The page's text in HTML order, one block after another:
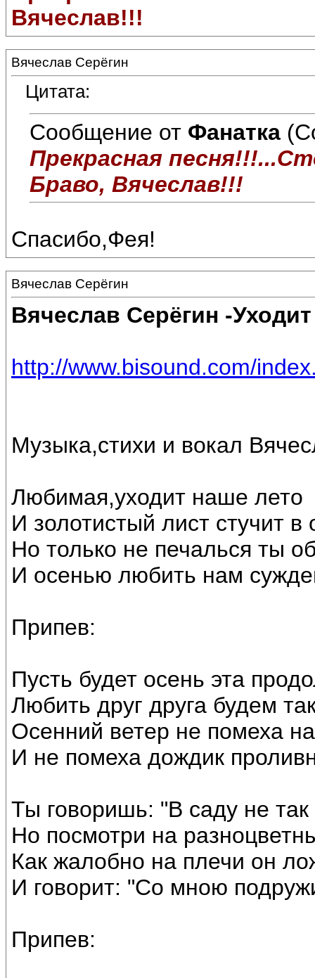
Вячеслав!!!
Вячеслав Серёгин
Цитата:
Сообщение от Фанатка
Прекрасная
Браво, Вячеслав!!!
Спасибо,Фея!
Вячеслав Серёгин
Вячеслав Серёгин -
http://www.bisound.com/
Музыка,стихи и вокал
Любимая,уходит наше лето
И золотистый лист стучит в
Но только не печалься ты
И осенью любить нам
Припев:
Пусть будет осень эта
Любить друг друга будем
Осенний ветер не помеха
И не помеха дождик
Ты говоришь: "В саду не
Но посмотри на
Как жалобно на плечи он
И говорит: "Со мною
Припев: